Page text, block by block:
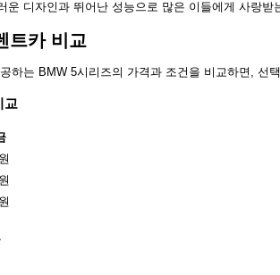
운 디자인과 뛰어난 성능으로 많은 이들에게 사랑
트카 비교
하는 BMW 5시리즈의 가격과 조건을 비교하면, 선
교